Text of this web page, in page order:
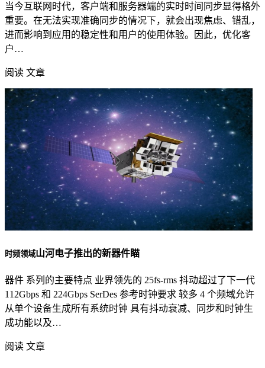
当今互联网时代，客户端和服务器端的实时时间同步显得格外
重要。在无法实现准确同步的情况下，就会出现焦虑、错乱，
进而影响到应用的稳定性和用户的使用体验。因此，优化客
户…
阅读 文章
时频领域山河电子推出的新器件瞄
器件 系列的主要特点 业界领先的 25fs-rms 抖动超过了下一代
112Gbps 和 224Gbps SerDes 参考时钟要求 较多 4 个频域允许
从单个设备生成所有系统时钟 具有抖动衰减、同步和时钟生
成功能以及…
阅读 文章